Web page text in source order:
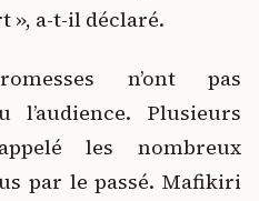
», a-t-il déclaré.
n’ont pas
l’audience. Plusieurs
les nombreux
par le passé. Mafikiri